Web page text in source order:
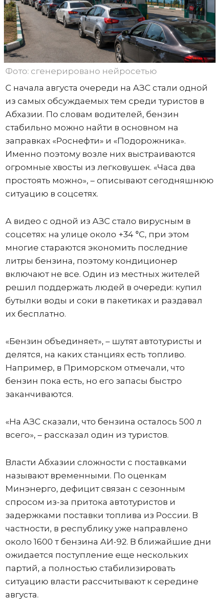
Фото: сгенерировано нейросетью
С начала августа очереди на АЗС стали одной
из самых обсуждаемых тем среди туристов в
Абхазии. По словам водителей, бензин
стабильно можно найти в основном на
заправках «Роснефти» и «Подорожника».
Именно поэтому возле них выстраиваются
огромные хвосты из легковушек. «Часа два
простоять можно», – описывают сегодняшнюю
ситуацию в соцсетях.
А видео с одной из АЗС стало вирусным в
соцсетях: на улице около +34 °C, при этом
многие стараются экономить последние
литры бензина, поэтому кондиционер
включают не все. Один из местных жителей
решил поддержать людей в очереди: купил
бутылки воды и соки в пакетиках и раздавал
их бесплатно.
«Бензин объединяет», – шутят автотуристы и
делятся, на каких станциях есть топливо.
Например, в Приморском отмечали, что
бензин пока есть, но его запасы быстро
заканчиваются.
«На АЗС сказали, что бензина осталось 500 л
всего», – рассказал один из туристов.
Власти Абхазии сложности с поставками
называют временными. По оценкам
Минэнерго, дефицит связан с сезонным
спросом из-за притока автотуристов и
задержками поставки топлива из России. В
частности, в республику уже направлено
около 1600 т бензина АИ-92. В ближайшие дни
ожидается поступление еще нескольких
партий, а полностью стабилизировать
ситуацию власти рассчитывают к середине
августа.